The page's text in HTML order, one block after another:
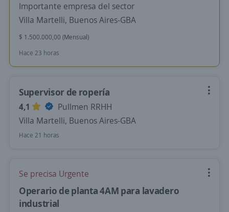
Importante empresa del sector
Villa Martelli, Buenos Aires-GBA
$ 1.500.000,00 (Mensual)
Hace 23 horas
Supervisor de ropería
4,1
Pullmen RRHH
Villa Martelli, Buenos Aires-GBA
Hace 21 horas
Se precisa Urgente
Operario de planta 4AM para lavadero
industrial